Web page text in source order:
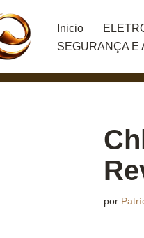
Inicio
SEGURANÇA E
por